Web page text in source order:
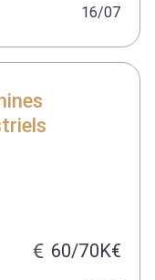
16/07
60/70K€